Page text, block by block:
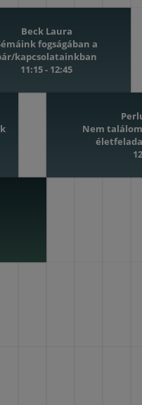
Beck Laura
fogságában a
kapcsolatainkban
11:15 - 12:45
Nem